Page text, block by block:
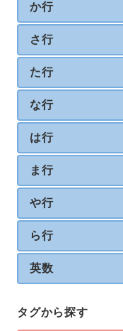
か行
さ行
た行
な行
は行
ま行
や行
ら行
英数
タグから探す